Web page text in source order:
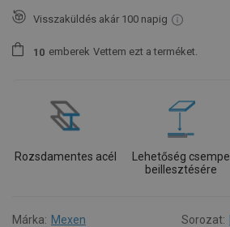
Visszaküldés akár 100 napig
1 0 emberek Vettem ezt a terméket.
Rozsdamentes acél
Lehetőség csempe
beillesztésére
Márka: Mexen Sorozat: